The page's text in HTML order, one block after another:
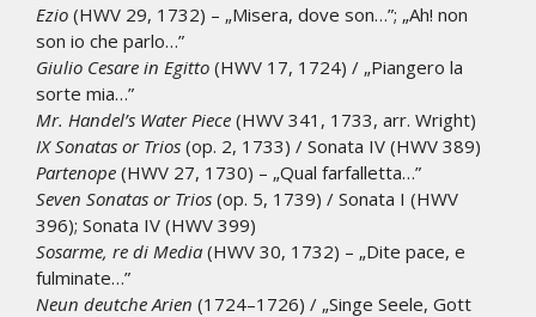
Ezio (HWV 29, 1732) – „Misera, dove son…”; „Ah! non
son io che parlo…”
Giulio Cesare in Egitto (HWV 17, 1724) / „Piangero la
sorte mia…”
Mr. Handel’s Water Piece (HWV 341, 1733, arr. Wright)
IX Sonatas or Trios (op. 2, 1733) / Sonata IV (HWV 389)
Partenope (HWV 27, 1730) – „Qual farfalletta…”
Seven Sonatas or Trios (op. 5, 1739) / Sonata I (HWV
396); Sonata IV (HWV 399)
Sosarme, re di Media (HWV 30, 1732) – „Dite pace, e
fulminate…”
Neun deutche Arien (1724–1726) / „Singe Seele, Gott